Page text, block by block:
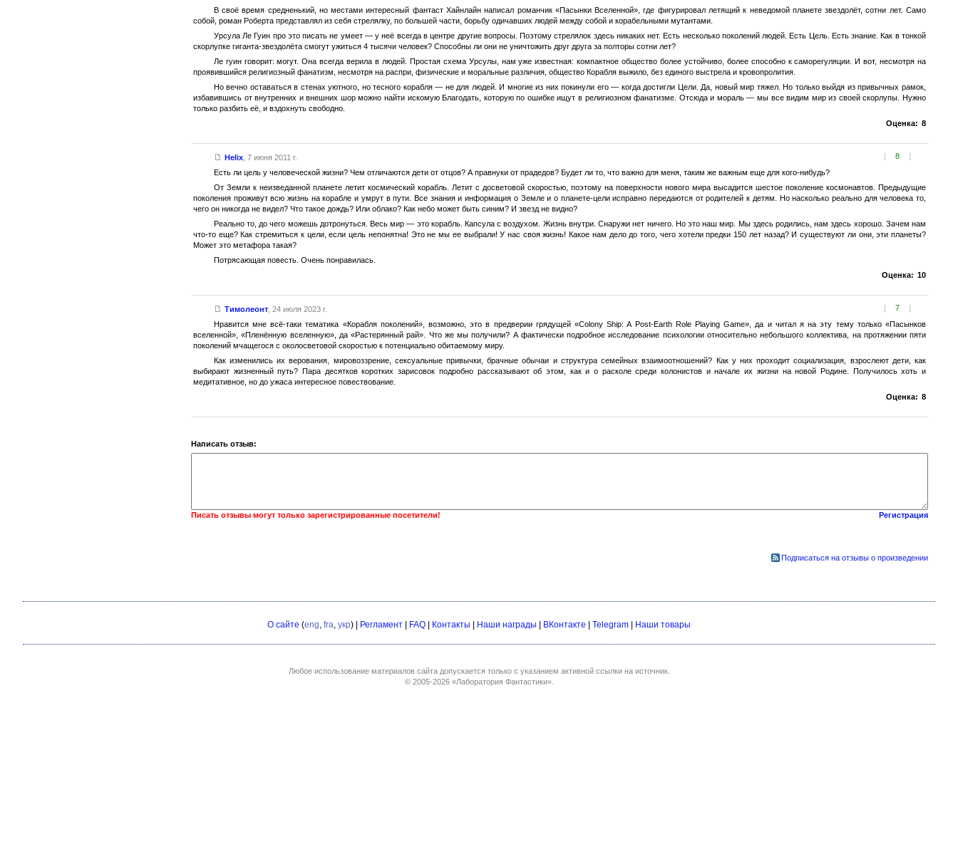
В своё время средненький, но местами интересный фантаст Хайнлайн написал романчик «Пасынки Вселенной», где фигурировал летящий к неведомой планете звездолёт, сотни лет. Само
собой, роман Роберта представлял из себя стрелялку, по большей части, борьбу одичавших людей между собой и корабельными мутантами.
Урсула Ле Гуин про это писать не умеет — у неё всегда в центре другие вопросы. Поэтому стрелялок здесь никаких нет. Есть несколько поколений людей. Есть Цель. Есть знание. Как в тонкой
скорлупке гиганта-звездолёта смогут ужиться 4 тысячи человек? Способны ли они не уничтожить друг друга за полторы сотни лет?
Ле гуин говорит: могут. Она всегда верила в людей. Простая схема Урсулы, нам уже известная: компактное общество более устойчиво, более способно к саморегуляции. И вот, несмотря на
проявившийся религиозный фанатизм, несмотря на распри, физические и моральные различия, общество Корабля выжило, без единого выстрела и кровопролития.
Но вечно оставаться в стенах уютного, но тесного корабля — не для людей. И многие из них покинули его — когда достигли Цели. Да, новый мир тяжел. Но только выйдя из привычных рамок,
избавившись от внутренних и внешних шор можно найти искомую Благодать, которую по ошибке ищут в религиозном фанатизме. Отсюда и мораль — мы все видим мир из своей скорлупы. Нужно
только разбить её, и вздохнуть свободно.
Оценка: 8
[ 8 ]
Helix, 7 июня 2011 г.
Есть ли цель у человеческой жизни? Чем отличаются дети от отцов? А правнуки от прадедов? Будет ли то, что важно для меня, таким же важным еще для кого-нибудь?
От Земли к неизведанной планете летит космический корабль. Летит с досветовой скоростью, поэтому на поверхности нового мира высадится шестое поколение космонавтов. Предыдущие
поколения проживут всю жизнь на корабле и умрут в пути. Все знания и информация о Земле и о планете-цели исправно передаются от родителей к детям. Но насколько реально для человека то,
чего он никогда не видел? Что такое дождь? Или облако? Как небо может быть синим? И звезд не видно?
Реально то, до чего можешь дотронуться. Весь мир — это корабль. Капсула с воздухом. Жизнь внутри. Снаружи нет ничего. Но это наш мир. Мы здесь родились, нам здесь хорошо. Зачем нам
что-то еще? Как стремиться к цели, если цель непонятна! Это не мы ее выбрали! У нас своя жизнь! Какое нам дело до того, чего хотели предки 150 лет назад? И существуют ли они, эти планеты?
Может это метафора такая?
Потрясающая повесть. Очень понравилась.
Оценка: 10
[ 7 ]
Тимолеонт, 24 июля 2023 г.
Нравится мне всё-таки тематика «Корабля поколений», возможно, это в предверии грядущей «Colony Ship: A Post-Earth Role Playing Game», да и читал я на эту тему только «Пасынков
вселенной», «Пленённую вселенную», да «Растерянный рай». Что же мы получили? А фактически подробное исследование психологии относительно небольшого коллектива, на протяжении пяти
поколений мчащегося с околосветовой скоростью к потенциально обитаемому миру.
Как изменились их верования, мировоззрение, сексуальные привычки, брачные обычаи и структура семейных взаимоотношений? Как у них проходит социализация, взрослеют дети, как
выбирают жизненный путь? Пара десятков коротких зарисовок подробно рассказывают об этом, как и о расколе среди колонистов и начале их жизни на новой Родине. Получилось хоть и
медитативное, но до ужаса интересное повествование.
Оценка: 8
Написать отзыв:
Писать отзывы могут только зарегистрированные посетители! Регистрация
Подписаться на отзывы о произведении
О сайте (eng fra укр) | Регламент | FAQ | Контакты | Наши награды | ВКонтакте | Telegram | Наши товары
Любое использование материалов сайта допускается только с указанием активной ссылки на источник.
© 2005-2026 «Лаборатория Фантастики».